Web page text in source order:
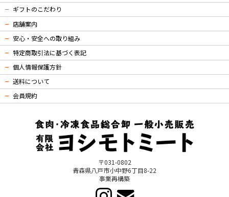
ギフトのこだわり
店舗案内
安心・安全への取り組み
特定商取引法に基づく表記
個人情報保護方針
送料について
会員規約
〒031-0802
青森県八戸市小中野6丁目8-22
事業再構築